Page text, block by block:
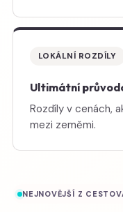
LOKÁLNÍ ROZDÍLY
Ultimátní
Rozdíly v cenách,
mezi zeměmi.
NEJNOVĚJŠÍ Z